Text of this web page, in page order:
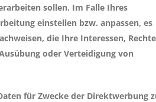
sollen. Im Falle Ihres
einstellen bzw. anpassen, es
die Ihre Interessen, Rechte
oder Verteidigung von
für Zwecke der Direktwerbung